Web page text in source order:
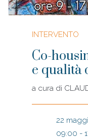
INTERVENTO
Co-
e qualità
a cura di
22
09:00 -